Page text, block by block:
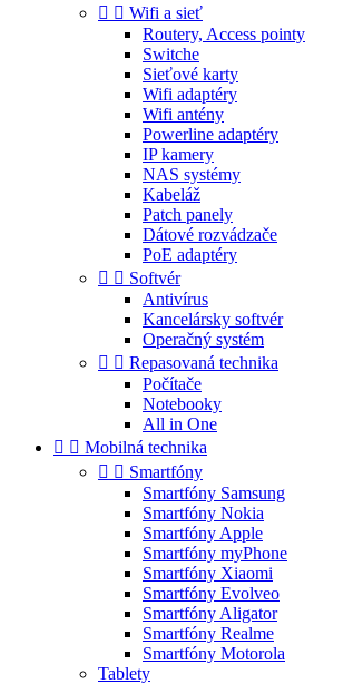
  Wifi a sieť
Routery, Access pointy
Switche
Sieťové karty
Wifi adaptéry
Wifi antény
Powerline adaptéry
IP kamery
NAS systémy
Kabeláž
Patch panely
Dátové rozvádzače
PoE adaptéry
  Softvér
Antivírus
Kancelársky softvér
Operačný systém
  Repasovaná technika
Počítače
Notebooky
All in One
  Mobilná technika
  Smartfóny
Smartfóny Samsung
Smartfóny Nokia
Smartfóny Apple
Smartfóny myPhone
Smartfóny Xiaomi
Smartfóny Evolveo
Smartfóny Aligator
Smartfóny Realme
Smartfóny Motorola
Tablety